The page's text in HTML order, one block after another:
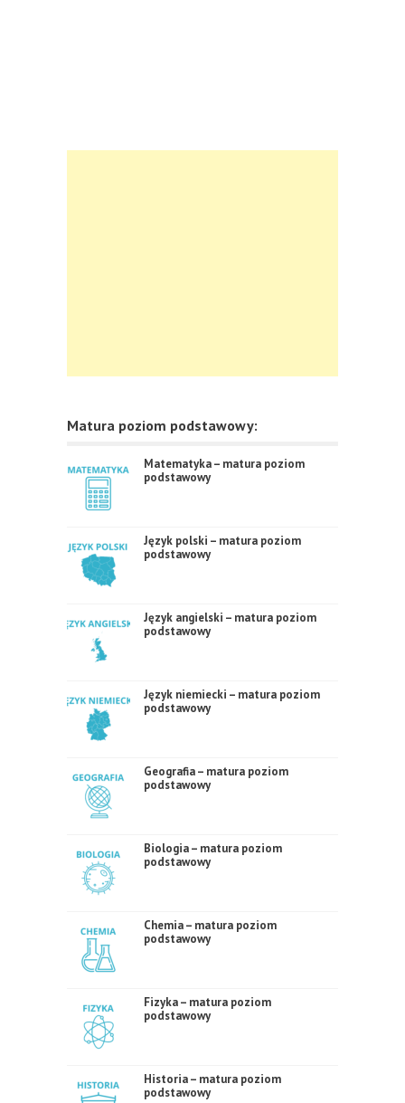
Matura poziom podstawowy:
Matematyka – matura poziom
podstawowy
Język polski – matura poziom
podstawowy
Język angielski – matura poziom
podstawowy
Język niemiecki – matura poziom
podstawowy
Geografia – matura poziom
podstawowy
Biologia – matura poziom
podstawowy
Chemia – matura poziom
podstawowy
Fizyka – matura poziom
podstawowy
Historia – matura poziom
podstawowy